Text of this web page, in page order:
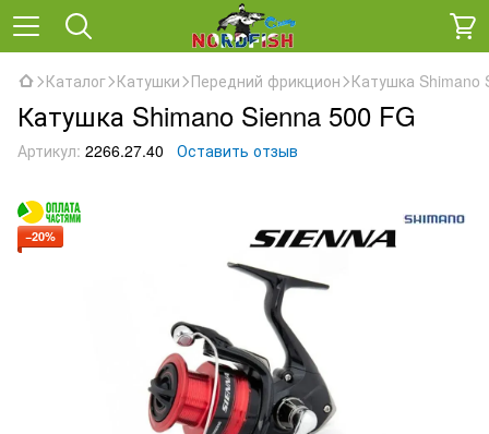
Каталог Катушки Передний фрикцион Катушка Shimano
Катушка Shimano Sienna 500 FG
Артикул: 2266.27.40 Оставить отзыв
−20%